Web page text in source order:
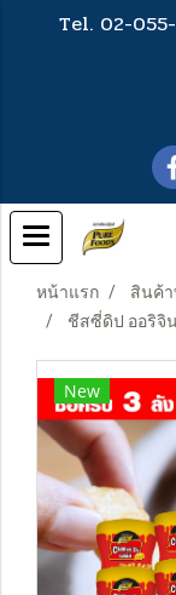
Tel. 02-
หน้าแรก สินค้
ชีสซี่ดิป ออริจิ
New